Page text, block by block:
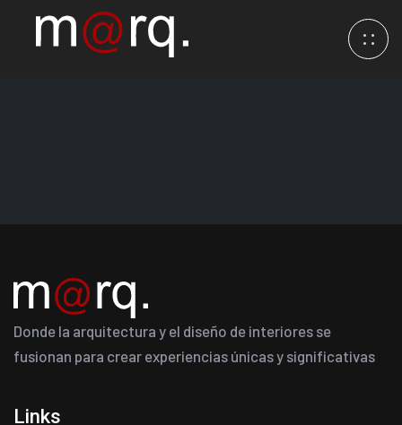
Donde la arquitectura y el diseño de interiores se
fusionan para crear experiencias únicas y significativas
Links